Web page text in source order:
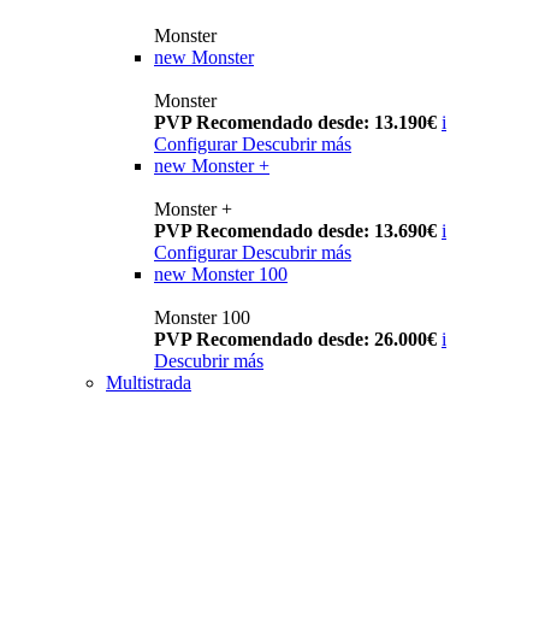
Monster
new Monster
Monster
PVP Recomendado desde: 13.190€ i
Configurar Descubrir más
new Monster +
Monster +
PVP Recomendado desde: 13.690€ i
Configurar Descubrir más
new Monster 100
Monster 100
PVP Recomendado desde: 26.000€ i
Descubrir más
Multistrada